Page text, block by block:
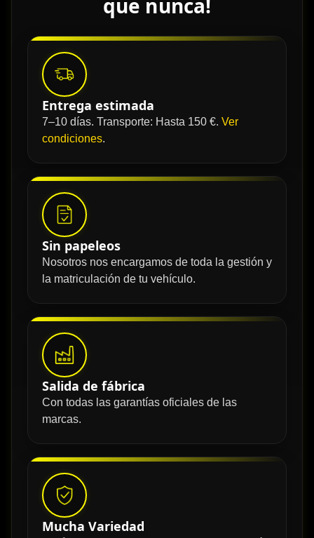
que nunca!
Entrega estimada
7–10 días. Transporte: Hasta 150 €. Ver
condiciones.
Sin papeleos
Nosotros nos encargamos de toda la gestión y
la matriculación de tu vehículo.
Salida de fábrica
Con todas las garantías oficiales de las
marcas.
Mucha Variedad